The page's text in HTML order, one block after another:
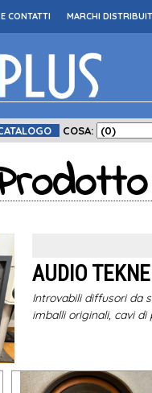
CONTATTI MARCHI
COSA:
AUDIO
Introvabili diffusori da
imballi originali, cavi